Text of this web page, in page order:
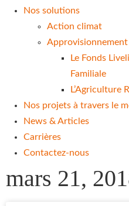
Nos solutions
Action climat
Le Fonds
Familiale
L’Agriculture
Nos projets à travers le
News & Articles
Carrières
Contactez-nous
mars 21,